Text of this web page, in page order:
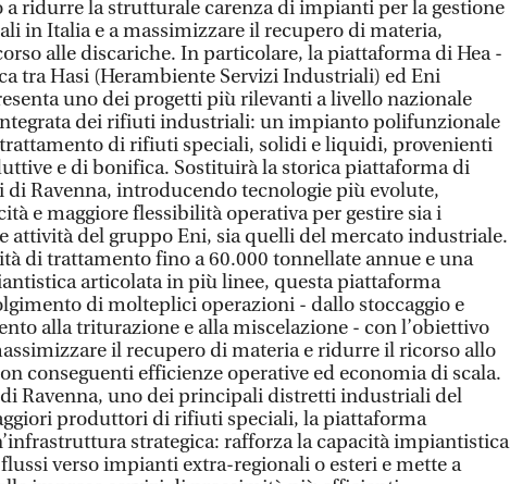
ridurre la strutturale carenza di impianti per la gestione
in Italia e a massimizzare il recupero di materia,
alle discariche. In particolare, la piattaforma di Hea -
tra Hasi (Herambiente Servizi Industriali) ed Eni
uno dei progetti più rilevanti a livello nazionale
dei rifiuti industriali: un impianto polifunzionale
di rifiuti speciali, solidi e liquidi, provenienti
e di bonifica. Sostituirà la storica piattaforma di
di Ravenna, introducendo tecnologie più evolute,
e maggiore flessibilità operativa per gestire sia i
attività del gruppo Eni, sia quelli del mercato industriale.
di trattamento fino a 60.000 tonnellate annue e una
articolata in più linee, questa piattaforma
di molteplici operazioni - dallo stoccaggio e
alla triturazione e alla miscelazione - con l’obiettivo
il recupero di materia e ridurre il ricorso allo
conseguenti efficienze operative ed economia di scala.
Ravenna, uno dei principali distretti industriali del
produttori di rifiuti speciali, la piattaforma
strategica: rafforza la capacità impiantistica
verso impianti extra-regionali o esteri e mette a